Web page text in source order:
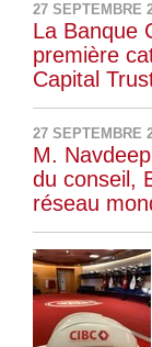
27 SEPTEMBRE
La Banque
première
Capital
27 SEPTEMBRE
M.
du conseil,
réseau